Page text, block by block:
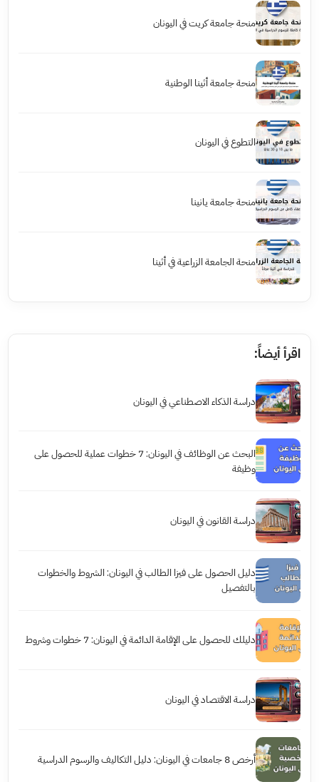
منحة جامعة كريت في اليونان
منحة جامعة أثينا الوطنية
التطوع في اليونان
منحة جامعة يانينا
منحة الجامعة الزراعية في أثينا
اقرأ أيضاً:
دراسة الذكاء الاصطناعي في اليونان
البحث عن الوظائف في اليونان: 7 خطوات عملية للحصول على
وظيفة
دراسة القانون في اليونان
دليل الحصول على فيزا الطالب في اليونان: الشروط والخطوات
بالتفصيل
دليلك للحصول على الإقامة الدائمة في اليونان: 7 خطوات وشروط
دراسة الاقتصاد في اليونان
أرخص 8 جامعات في اليونان: دليل التكاليف والرسوم الدراسية